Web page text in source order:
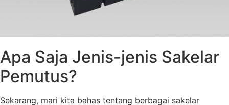
Apa Saja Jenis-jenis Sakelar
Pemutus?
Sekarang, mari kita bahas tentang berbagai sakelar